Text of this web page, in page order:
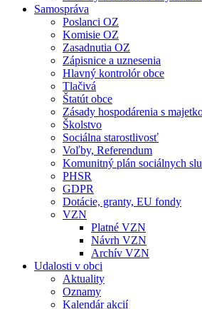
Samospráva
Poslanci OZ
Komisie OZ
Zasadnutia OZ
Zápisnice a uznesenia
Hlavný kontrolór obce
Tlačivá
Štatút obce
Zásady hospodárenia s
Školstvo
Sociálna starostlivosť
Voľby, Referendum
Komunitný plán sociálnych
PHSR
GDPR
Dotácie, granty, EU fondy
VZN
Platné VZN
Návrh VZN
Archív VZN
Udalosti v obci
Aktuality
Oznamy
Kalendár akcií